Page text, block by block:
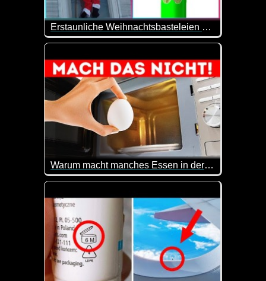
Erstaunliche Weihnachtsbasteleien Und -Dekorationen
Da sind mal wieder tolle Sachen dabei. Vielleicht
Warum macht manches Essen in der Mikrowelle Boom
Eier in der Mikrowelle sind gar keine gute Idee ;-)